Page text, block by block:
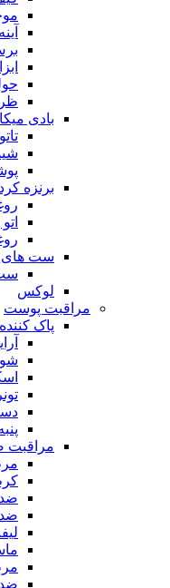
بادی
برنزه
ست های
لوکس
مراقبت پوست
پاک کننده